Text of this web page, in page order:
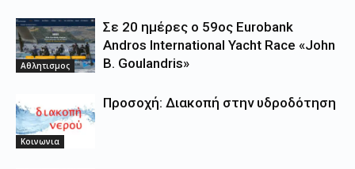
Αθλητισμος
Σε 20 ημέρες ο 59ος Eurobank
Andros International Yacht Race «John
B. Goulandris»
Κοινωνια
Προσοχή: Διακοπή στην υδροδότηση